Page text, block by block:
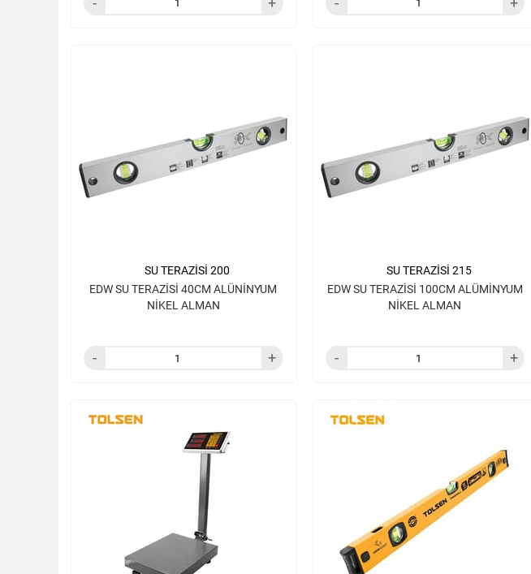
EDW SU TERAZİSİ 40CM ALÜNİNYUM
NİKEL ALMAN
SU TERAZİSİ 200
EDW SU TERAZİSİ 100CM ALÜMİNYUM
NİKEL ALMAN
SU TERAZİSİ 215